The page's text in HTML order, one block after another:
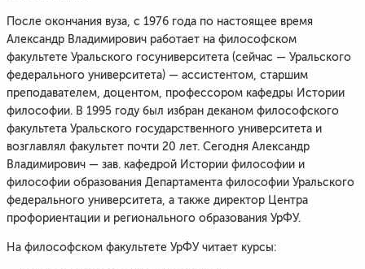
После окончания вуза, с 1976 года по настоящее время
Александр Владимирович работает на философском
факультете Уральского госуниверситета (сейчас — Уральского
федерального университета) — ассистентом, старшим
преподавателем, доцентом, профессором кафедры Истории
философии. В 1995 году был избран деканом философского
факультета Уральского государственного университета и
возглавлял факультет почти 20 лет. Сегодня Александр
Владимирович — зав. кафедрой Истории философии и
философии образования Департамента философии Уральского
федерального университета, а также директор Центра
профориентации и регионального образования УрФУ.
На философском факультете УрФУ читает курсы: